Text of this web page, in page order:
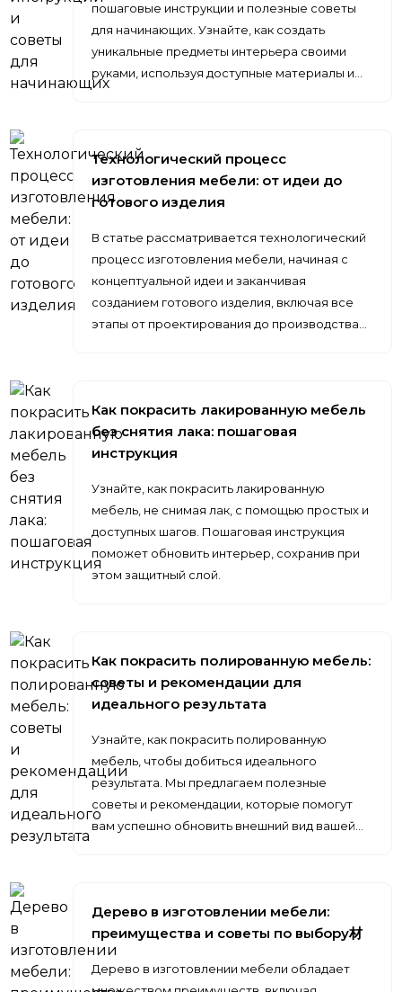
пошаговые инструкции и полезные советы
для начинающих. Узнайте, как создать
уникальные предметы интерьера своими
руками, используя доступные материалы и…
Технологический процесс
изготовления мебели: от идеи до
готового изделия
В статье рассматривается технологический
процесс изготовления мебели, начиная с
концептуальной идеи и заканчивая
созданием готового изделия, включая все
этапы от проектирования до производства…
Как покрасить лакированную мебель
без снятия лака: пошаговая
инструкция
Узнайте, как покрасить лакированную
мебель, не снимая лак, с помощью простых и
доступных шагов. Пошаговая инструкция
поможет обновить интерьер, сохранив при
этом защитный слой.
Как покрасить полированную мебель:
советы и рекомендации для
идеального результата
Узнайте, как покрасить полированную
мебель, чтобы добиться идеального
результата. Мы предлагаем полезные
советы и рекомендации, которые помогут
вам успешно обновить внешний вид вашей…
Дерево в изготовлении мебели:
преимущества и советы по выбору材
Дерево в изготовлении мебели обладает